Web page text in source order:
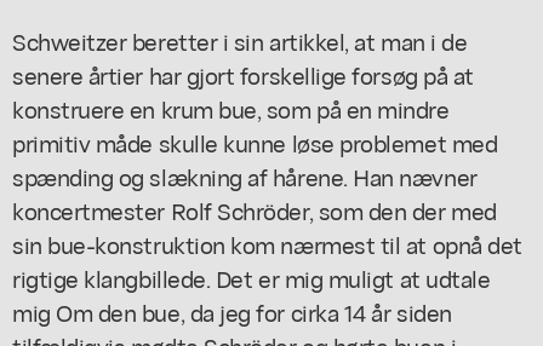
Schweitzer beretter i sin artikkel, at man i de
senere årtier har gjort forskellige forsøg på at
konstruere en krum bue, som på en mindre
primitiv måde skulle kunne løse problemet med
spænding og slækning af hårene. Han nævner
koncertmester Rolf Schröder, som den der med
sin bue-konstruktion kom nærmest til at opnå det
rigtige klangbillede. Det er mig muligt at udtale
mig Om den bue, da jeg for cirka 14 år siden